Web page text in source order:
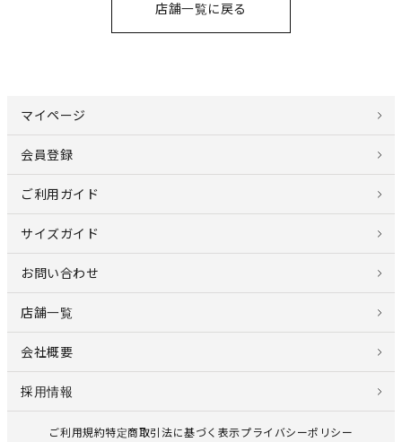
店舗一覧に戻る
マイページ
会員登録
ご利用ガイド
サイズガイド
お問い合わせ
店舗一覧
会社概要
採用情報
ご利用規約特定商取引法に基づく表示プライバシーポリシー